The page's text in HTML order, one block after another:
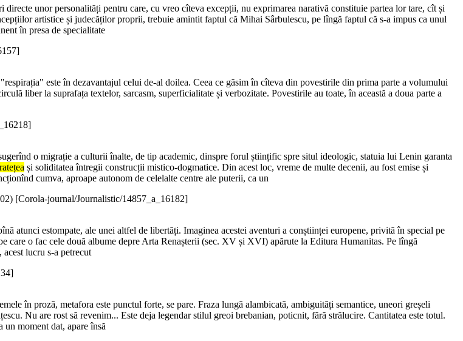
unor personalități pentru care, cu vreo cîteva excepții, nu exprimarea narativă constituie partea lor tare, cît și
artistice și judecăților proprii, trebuie amintit faptul că Mihai Sârbulescu, pe lîngă faptul că s-a impus ca unul
în presa de specialitate
este în dezavantajul celui de-al doilea. Ceea ce găsim în cîteva din povestirile din prima parte a volumului
liber la suprafața textelor, sarcasm, superficialitate și verbozitate. Povestirile au toate, în această a doua parte a
o migrație a culturii înalte, de tip academic, dinspre forul științific spre situl ideologic, statuia lui Lenin garanta
și soliditatea întregii construcții mistico-dogmatice. Din acest loc, vreme de multe decenii, au fost emise și
cumva, aproape autonom de celelalte centre ale puterii, ca un
) [Corola-journal/Journalistic/14857_a_16182]
atunci estompate, ale unei altfel de libertăți. Imaginea acestei aventuri a conștiinței europene, privită în special pe
care o fac cele două albume depre Arta Renașterii (sec. XV și XVI) apărute la Editura Humanitas. Pe lîngă
lucru s-a petrecut
în proză, metafora este punctul forte, se pare. Fraza lungă alambicată, ambiguități semantice, uneori greșeli
Nu are rost să revenim... Este deja legendar stilul greoi brebanian, poticnit, fără strălucire. Cantitatea este totul.
un moment dat, apare însă